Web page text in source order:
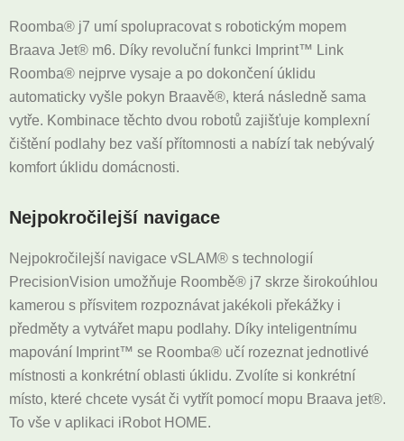
Roomba® j7 umí spolupracovat s robotickým mopem
Braava Jet® m6. Díky revoluční funkci Imprint™ Link
Roomba® nejprve vysaje a po dokončení úklidu
automaticky vyšle pokyn Braavě®, která následně sama
vytře. Kombinace těchto dvou robotů zajišťuje komplexní
čištění podlahy bez vaší přítomnosti a nabízí tak nebývalý
komfort úklidu domácnosti.
Nejpokročilejší navigace
Nejpokročilejší navigace vSLAM® s technologií
PrecisionVision umožňuje Roombě® j7 skrze širokoúhlou
kamerou s přísvitem rozpoznávat jakékoli překážky i
předměty a vytvářet mapu podlahy. Díky inteligentnímu
mapování Imprint™ se Roomba® učí rozeznat jednotlivé
místnosti a konkrétní oblasti úklidu. Zvolíte si konkrétní
místo, které chcete vysát či vytřít pomocí mopu Braava jet®.
To vše v aplikaci iRobot HOME.